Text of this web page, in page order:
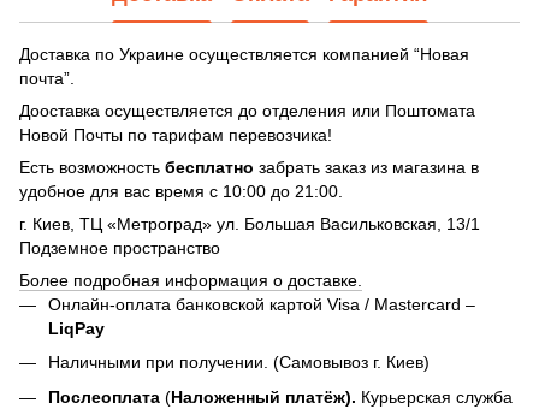
Доставка по Украине осуществляется компанией “Новая
почта”.
Дооставка осуществляется до отделения или Поштомата
Новой Почты по тарифам перевозчика!
Есть возможность бесплатно забрать заказ из магазина в
удобное для вас время с 10:00 до 21:00.
г. Киев, ТЦ «Метроград» ул. Большая Васильковская, 13/1
Подземное пространство
Более подробная информация о доставке.
Онлайн-оплата банковской картой Visa / Mastercard –
LiqPay
Наличными при получении. (Самовывоз г. Киев)
Послеоплата (Наложенный платёж). Курьерская служба